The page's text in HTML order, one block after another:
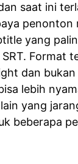
saat ini
penonton
yang
Format
dan
lebih
yang
beberapa